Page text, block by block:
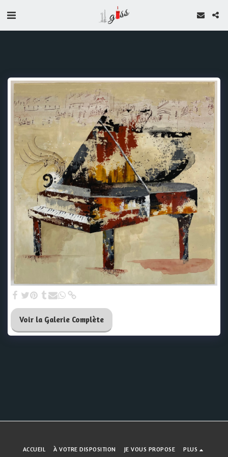
Voir la Galerie Complète
ACCUEIL À VOTRE DISPOSITION JE VOUS PROPOSE PLUS